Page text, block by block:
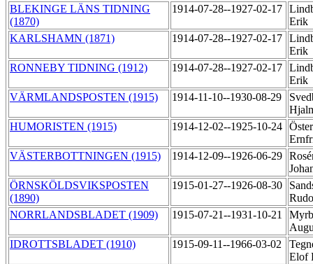
BLEKINGE LÄNS TIDNING
(1870)
1914-07-28--1927-02-17
Erik
KARLSHAMN (1871)
1914-07-28--1927-02-17
Erik
RONNEBY TIDNING (1912)
1914-07-28--1927-02-17
Erik
VÄRMLANDSPOSTEN (1915)
1914-11-10--1930-08-29
HUMORISTEN (1915)
1914-12-02--1925-10-24
VÄSTERBOTTNINGEN (1915)
1914-12-09--1926-06-29
ÖRNSKÖLDSVIKSPOSTEN
(1890)
1915-01-27--1926-08-30
NORRLANDSBLADET (1909)
1915-07-21--1931-10-21
IDROTTSBLADET (1910)
1915-09-11--1966-03-02
Elof